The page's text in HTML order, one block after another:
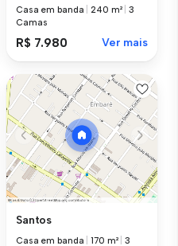
Casa em banda |240 m² |3
Camas
R$ 7.980 Ver mais
Santos
Casa em banda |170 m² |3